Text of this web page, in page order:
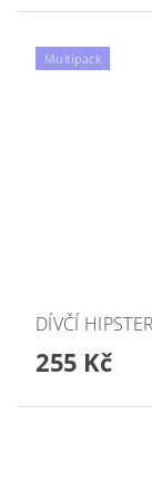
Multipack
DÍVČÍ
255 Kč